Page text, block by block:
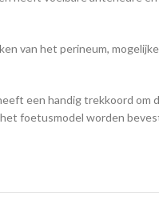
van het perineum,
een handig trekkoord om
foetusmodel worden